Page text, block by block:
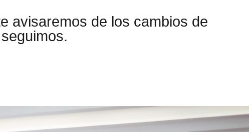
avisaremos de los cambios de